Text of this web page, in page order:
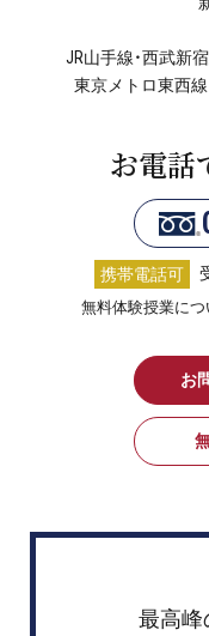
JR山手線・西武新
東京メトロ東西線
お電話
携帯電話可
無料体験授業に
お
最高峰